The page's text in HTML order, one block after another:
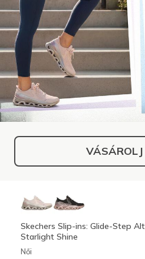
Skechers Slip-ins: Glide-Step
Starlight Shine
Női